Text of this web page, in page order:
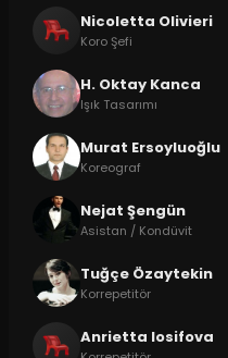
Nicoletta Olivieri
Koro Şefi
H. Oktay Kanca
Işık Tasarımı
Murat Ersoyluoğlu
Koreograf
Nejat Şengün
Asistan / Kondüvit
Tuğçe Özaytekin
Korrepetitör
Anrietta Iosifova